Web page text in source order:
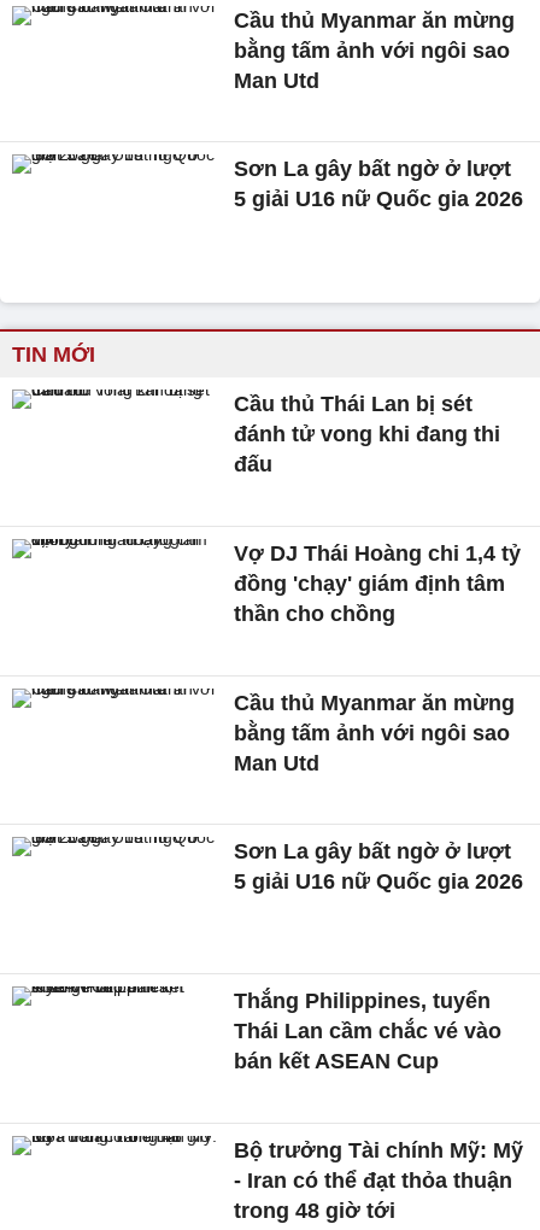
Cầu thủ Myanmar ăn mừng
bằng tấm ảnh với ngôi sao
Man Utd
Sơn La gây bất ngờ ở lượt
5 giải U16 nữ Quốc gia 2026
TIN MỚI
Cầu thủ Thái Lan bị sét
đánh tử vong khi đang thi
đấu
Vợ DJ Thái Hoàng chi 1,4 tỷ
đồng 'chạy' giám định tâm
thần cho chồng
Cầu thủ Myanmar ăn mừng
bằng tấm ảnh với ngôi sao
Man Utd
Sơn La gây bất ngờ ở lượt
5 giải U16 nữ Quốc gia 2026
Thắng Philippines, tuyển
Thái Lan cầm chắc vé vào
bán kết ASEAN Cup
Bộ trưởng Tài chính Mỹ: Mỹ
- Iran có thể đạt thỏa thuận
trong 48 giờ tới